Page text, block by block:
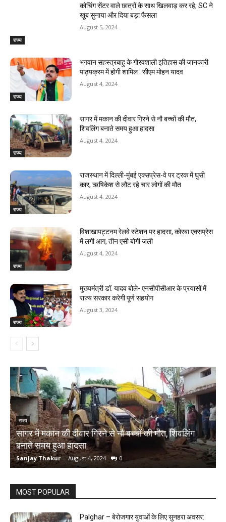
राज्य
कोचिंग सेंटर वाले छात्रों के साथ खिलवाड़ कर रहे; SC ने
खूब सुनाया और दिया बड़ा फैसला
August 5, 2024
राज्य
भगवान सहस्त्रबाहु के गौरवशाली इतिहास की जानकारी
पाठ्यक्रम में होगी शामिल : सीएम मोहन यादव
August 4, 2024
राज्य
सागर में मकान की दीवार गिरने से नौ बच्चों की मौत,
शिवलिंग बनाते समय हुआ हादसा
August 4, 2024
राज्य
राजस्‍थान में दिल्ली-मुंबई एक्सप्रेस-वे पर ट्रक में घुसी
कार, ऋषिकेश से लौट रहे चार लोगों की मौत
August 4, 2024
राज्य
विशाखापट्टनम रेलवे स्टेशन पर हादसा, कोरबा एक्सप्रेस
में लगी आग, तीन एसी बोगी जली
August 4, 2024
राज्य
मुख्यमंत्री डॉ. यादव बोले- एनसीपीसीआर के प्रयासों में
राज्य सरकार करेगी पूर्ण सहयोग
August 3, 2024
राज्य
सागर में मकान की दीवार गिरने से नौ बच्चों की मौत, शिवलिंग
बनाते समय हुआ हादसा
Sanjay Thakur - August 4, 2024 0
MOST POPULAR
Palghar – बेरोजगार युवाओं के लिए सुनहरा अवसर: